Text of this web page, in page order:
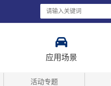
应用场景
活动专题